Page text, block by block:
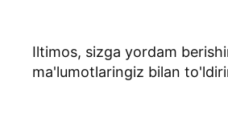
Iltimos, sizga yordam
ma'lumotlaringiz bilan